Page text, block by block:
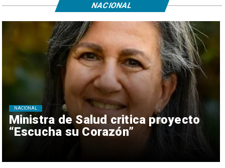
Ministra de Salud critica proyecto
“Escucha su Corazón”
NACIONAL
NACIONAL